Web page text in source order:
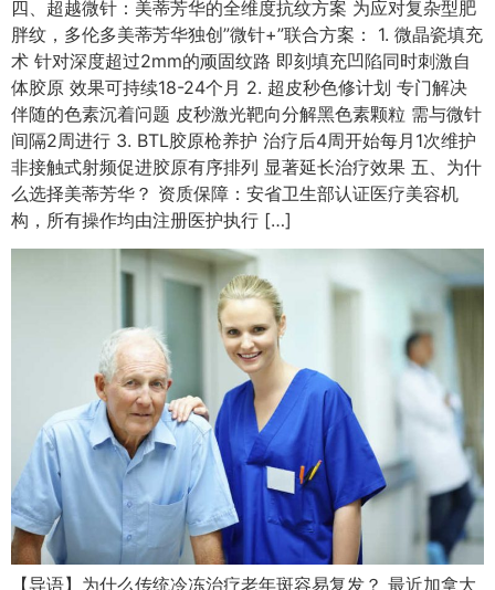
四、超越微针：美蒂芳华的全维度抗纹方案 为应对复杂型肥
胖纹，多伦多美蒂芳华独创”微针+”联合方案： 1. 微晶瓷填充
术 针对深度超过2mm的顽固纹路 即刻填充凹陷同时刺激自
体胶原 效果可持续18-24个月 2. 超皮秒色修计划 专门解决
伴随的色素沉着问题 皮秒激光靶向分解黑色素颗粒 需与微针
间隔2周进行 3. BTL胶原枪养护 治疗后4周开始每月1次维护
非接触式射频促进胶原有序排列 显著延长治疗效果 五、为什
么选择美蒂芳华？ 资质保障：安省卫生部认证医疗美容机
构，所有操作均由注册医护执行 […]
【导语】为什么传统冷冻治疗老年斑容易复发？ 最近加拿大